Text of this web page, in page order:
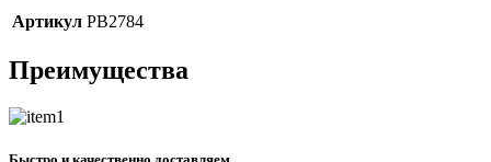
Артикул PB2784
Преимущества